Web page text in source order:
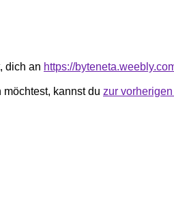
dich an https://
kannst du zur